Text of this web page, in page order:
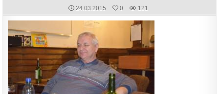
PUBLISHED
DATE:
24.03.2015 0 121